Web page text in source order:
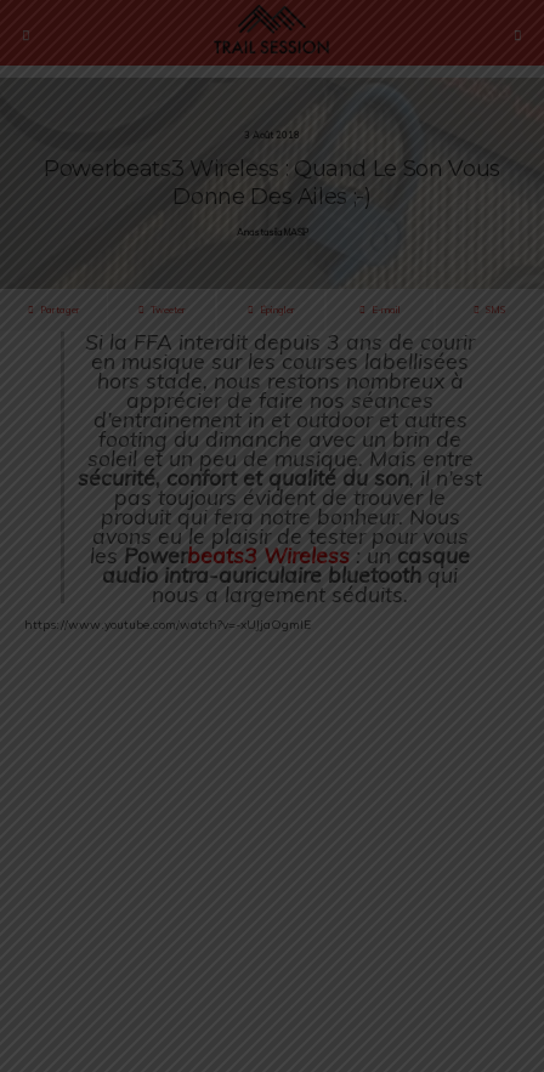
3 Août 2018
Powerbeats3 Wireless : Quand Le Son Vous
Donne Des Ailes ;-)
Anastasiia MASIP
Partager Tweeter Épingler E-mail SMS
Si la FFA interdit depuis 3 ans de courir
en musique sur les courses labellisées
hors stade, nous restons nombreux à
apprécier de faire nos séances
d’entrainement in et outdoor et autres
footing du dimanche avec un brin de
soleil et un peu de musique. Mais entre
sécurité, confort et qualité du son, il n’est
pas toujours évident de trouver le
produit qui fera notre bonheur. Nous
avons eu le plaisir de tester pour vous
les Powerbeats3 Wireless : un casque
audio intra-auriculaire bluetooth qui
nous a largement séduits.
https://www.youtube.com/watch?v=-xUJjaOgmIE